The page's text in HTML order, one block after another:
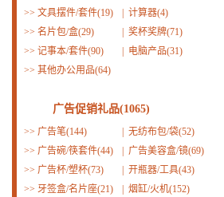
>> 文具摆件/套件(19)
计算器(4)
>> 名片包/盒(29)
奖杯奖牌(71)
>> 记事本/套件(90)
电脑产品(31)
>> 其他办公用品(64)
广告促销礼品(1065)
>> 广告笔(144)
无纺布包/袋(52)
>> 广告碗/筷套件(44)
广告美容盒/镜(69)
>> 广告杯/塑杯(73)
开瓶器/工具(43)
>> 牙签盒/名片座(21)
烟缸/火机(152)